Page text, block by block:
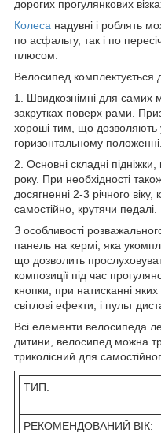
дорогих прогулянкових
Колеса надувні і роблять
по асфальту, так і по
плюсом.
Велосипед комплектується
1. Швидкознімні для самих
закрутках поверх рами.
хороші тим, що
горизонтальному положенні.
2. Основні складні
року. При необхідності
досягненні 2-3 річного
самостійно, крутячи педалі.
З особливості
панель на кермі, яка
що дозволить
композиції під час
кнопки, при натисканні
світлові ефекти, і пульт
Всі елементи велосипеда
дитини, велосипед можна
триколісний для
ТИП:
РЕКОМЕНДОВАНИЙ ВІК: